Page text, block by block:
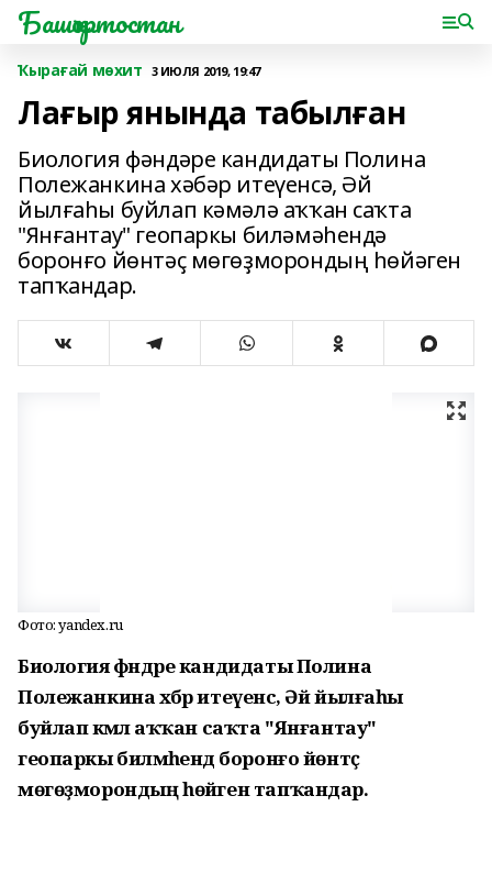
Башҡортостан
Ҡырағай мөхит 3 ИЮЛЯ 2019, 19:47
Лағыр янында табылған
Биология фәндәре кандидаты Полина
Полежанкина хәбәр итеүенсә, Әй
йылғаһы буйлап кәмәлә аҡҡан саҡта
"Янғантау" геопаркы биләмәһендә
боронғо йөнтәҫ мөгөҙморондың һөйәген
тапҡандар.
Фото: yandex.ru
Биология фәндәре кандидаты Полина
Полежанкина хәбәр итеүенсә, Әй йылғаһы
буйлап кәмәлә аҡҡан саҡта "Янғантау"
геопаркы биләмәһендә боронғо йөнтәҫ
мөгөҙморондың һөйәген тапҡандар.